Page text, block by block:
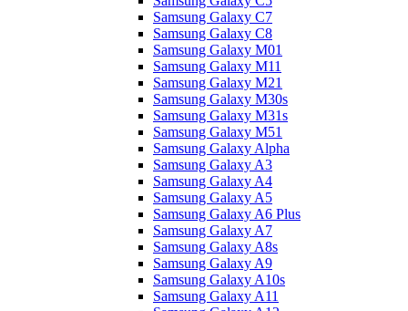
Samsung Galaxy C7
Samsung Galaxy C8
Samsung Galaxy M01
Samsung Galaxy M11
Samsung Galaxy M21
Samsung Galaxy M30s
Samsung Galaxy M31s
Samsung Galaxy M51
Samsung Galaxy Alpha
Samsung Galaxy A3
Samsung Galaxy A4
Samsung Galaxy A5
Samsung Galaxy A6 Plus
Samsung Galaxy A7
Samsung Galaxy A8s
Samsung Galaxy A9
Samsung Galaxy A10s
Samsung Galaxy A11